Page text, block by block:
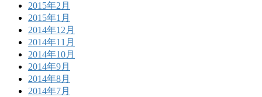
2015年2月
2015年1月
2014年12月
2014年11月
2014年10月
2014年9月
2014年8月
2014年7月